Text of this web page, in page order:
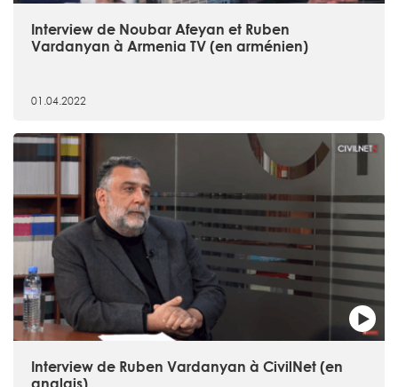
Interview de Noubar Afeyan et Ruben
Vardanyan à Armenia TV (en arménien)
01.04.2022
Interview de Ruben Vardanyan à CivilNet (en